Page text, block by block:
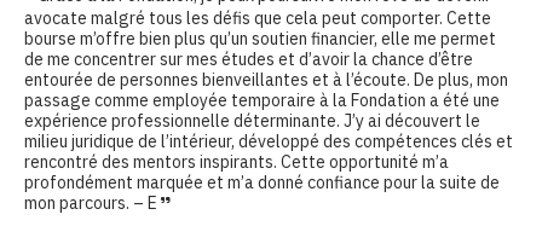
avocate malgré tous les défis que cela peut comporter. Cette
bourse m’offre bien plus qu’un soutien financier, elle me permet
de me concentrer sur mes études et d’avoir la chance d’être
entourée de personnes bienveillantes et à l’écoute. De plus, mon
passage comme employée temporaire à la Fondation a été une
expérience professionnelle déterminante. J’y ai découvert le
milieu juridique de l’intérieur, développé des compétences clés et
rencontré des mentors inspirants. Cette opportunité m’a
profondément marquée et m’a donné confiance pour la suite de
mon parcours. – E